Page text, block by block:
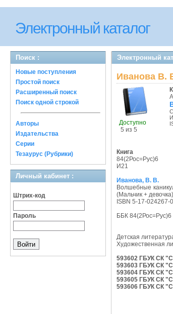
Электронный каталог
Поиск :
Новые поступления
Простой поиск
Расширенный поиск
Поиск одной строкой
Авторы
Издательства
Серии
Тезаурус (Рубрики)
Личный кабинет :
Штрих-код
Пароль
Электронный
Иванова В.
Доступно
5 из 5
Книга
84(2Рос=Рус)6
И21
Иванова, В. В.
Волшебные
(Мальчик + девочка)
ISBN 5-17-024267-
ББК
Детская
Художественная
593602 ГБУК СК
593603 ГБУК СК
593604 ГБУК СК
593605 ГБУК СК
593606 ГБУК СК